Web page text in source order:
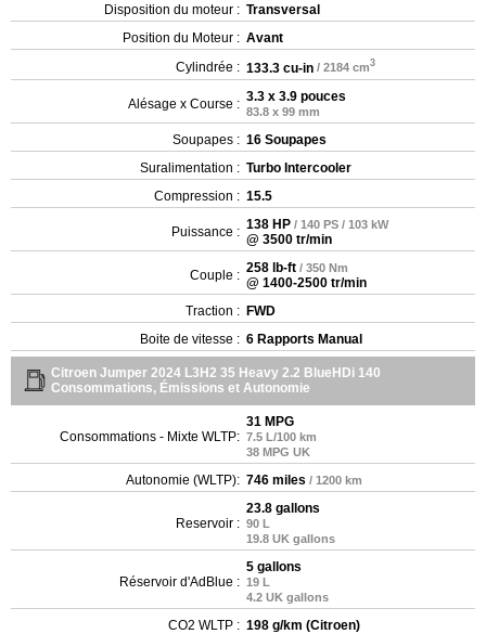
Disposition du moteur : Transversal
Position du Moteur : Avant
Cylindrée : 133.3 cu-in / 2184 cm3
Alésage x Course : 3.3 x 3.9 pouces
83.8 x 99 mm
Soupapes : 16 Soupapes
Suralimentation : Turbo Intercooler
Compression : 15.5
Puissance : 138 HP / 140 PS / 103 kW
@ 3500 tr/min
Couple : 258 lb-ft / 350 Nm
@ 1400-2500 tr/min
Traction : FWD
Boite de vitesse : 6 Rapports Manual
Citroen Jumper 2024 L3H2 35 Heavy 2.2 BlueHDi 140
Consommations, Émissions et Autonomie
Consommations - Mixte WLTP:
31 MPG
7.5 L/100 km
38 MPG UK
Autonomie (WLTP): 746 miles / 1200 km
Reservoir :
23.8 gallons
90 L
19.8 UK gallons
Réservoir d'AdBlue :
5 gallons
19 L
4.2 UK gallons
CO2 WLTP : 198 g/km (Citroen)